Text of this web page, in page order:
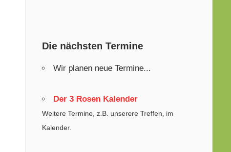
Die nächsten Termine
Wir planen neue Termine...
Der 3 Rosen Kalender
Weitere Termine, z.B. unserere Treffen, im
Kalender.